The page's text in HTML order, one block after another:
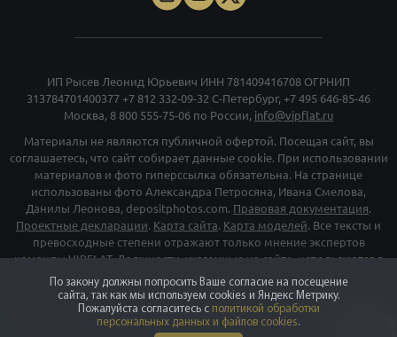
ИП Рысев Леонид Юрьевич ИНН 781409416708 ОГРНИП
313784701400377 +7 812 332-09-32 С-Петербург, +7 495 646-85-46
Москва, 8 800 555-75-06 по России, info@vipflat.ru
Материалы не являются публичной офертой. Посещая сайт, вы
соглашаетесь, что сайт собирает данные cookie. При использовании
материалов и фото гиперссылка обязательна. На странице
использованы фото Александра Петросяна, Ивана Смелова,
Данилы Леонова, depositphotos.com. Правовая документация
Проектные декларации Карта сайта Карта моделей . Все тексты и
превосходные степени отражают только мнение экспертов
команды VIPFLAT. Должности, указанные на сайте, используются в
информационных и маркетинговых целях. Для объектов в архиве
указаны последние цены, которые были в рекламе. Организация
«Мета», и принадлежащие ей компании «Facebook» и «Instagram»,
признаны экстремискими и их деятельность запрещена на
По закону должны попросить Ваше согласие на посещение
сайта, так как мы используем cookies и Яндекс Метрику.
Пожалуйста согласитесь с политикой обработки
персональных данных и файлов cookies.